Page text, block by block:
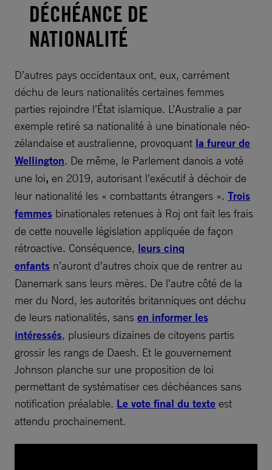
DÉCHÉANCE DE
NATIONALITÉ
D’autres pays occidentaux ont, eux, carrément
déchu de leurs nationalités certaines femmes
parties rejoindre l’État islamique. L’Australie a par
exemple retiré sa nationalité à une binationale néo-
zélandaise et australienne, provoquant la fureur de
Wellington. De même, le Parlement danois a voté
une loi, en 2019, autorisant l’exécutif à déchoir de
leur nationalité les « combattants étrangers ». Trois
femmes binationales retenues à Roj ont fait les frais
de cette nouvelle législation appliquée de façon
rétroactive. Conséquence, leurs cinq
enfants n’auront d’autres choix que de rentrer au
Danemark sans leurs mères. De l’autre côté de la
mer du Nord, les autorités britanniques ont déchu
de leurs nationalités, sans en informer les
intéressés, plusieurs dizaines de citoyens partis
grossir les rangs de Daesh. Et le gouvernement
Johnson planche sur une proposition de loi
permettant de systématiser ces déchéances sans
notification préalable. Le vote final du texte est
attendu prochainement.